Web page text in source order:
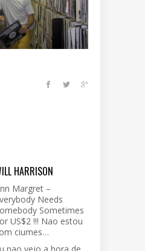
HARRISON
Margret –
Needs
Sometimes
US$2 !!! Nao estou
ciumes…